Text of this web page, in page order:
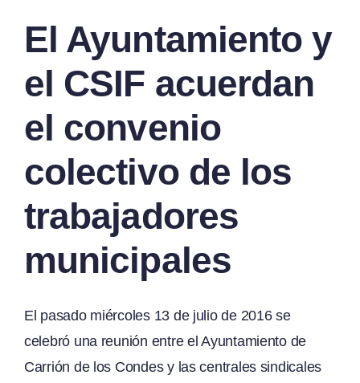
El Ayuntamiento y
el CSIF acuerdan
el convenio
colectivo de los
trabajadores
municipales
El pasado miércoles 13 de julio de 2016 se
celebró una reunión entre el Ayuntamiento de
Carrión de los Condes y las centrales sindicales